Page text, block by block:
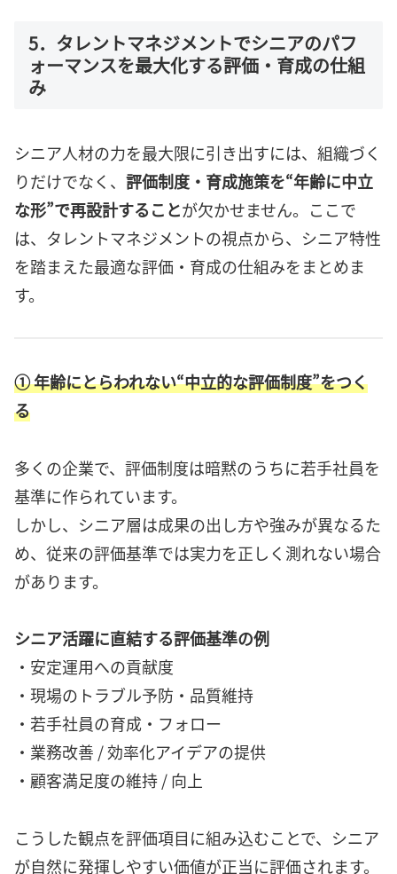
5．タレントマネジメントでシニアのパフ
ォーマンスを最大化する評価・育成の仕組
み
シニア人材の力を最大限に引き出すには、組織づく
りだけでなく、 評価制度・育成施策を“年齢に中立
な形”で再設計することが欠かせません。ここで
は、タレントマネジメントの視点から、シニア特性
を踏まえた最適な評価・育成の仕組みをまとめま
す。
① 年齢にとらわれない“中立的な評価制度”をつく
る
多くの企業で、評価制度は暗黙のうちに若手社員を
基準に作られています。
しかし、シニア層は成果の出し方や強みが異なるた
め、従来の評価基準では実力を正しく測れない場合
があります。
シニア活躍に直結する評価基準の例
・安定運用への貢献度
・現場のトラブル予防・品質維持
・若手社員の育成・フォロー
・業務改善 / 効率化アイデアの提供
・顧客満足度の維持 / 向上
こうした観点を評価項目に組み込むことで、シニア
が自然に発揮しやすい価値が正当に評価されます。